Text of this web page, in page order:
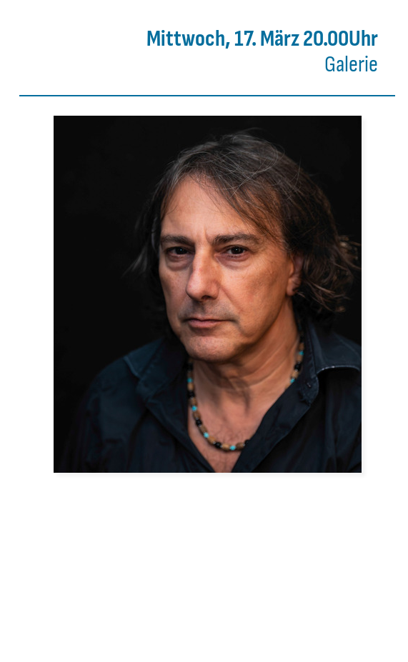
Mittwoch, 17. März 20.00Uhr
Galerie